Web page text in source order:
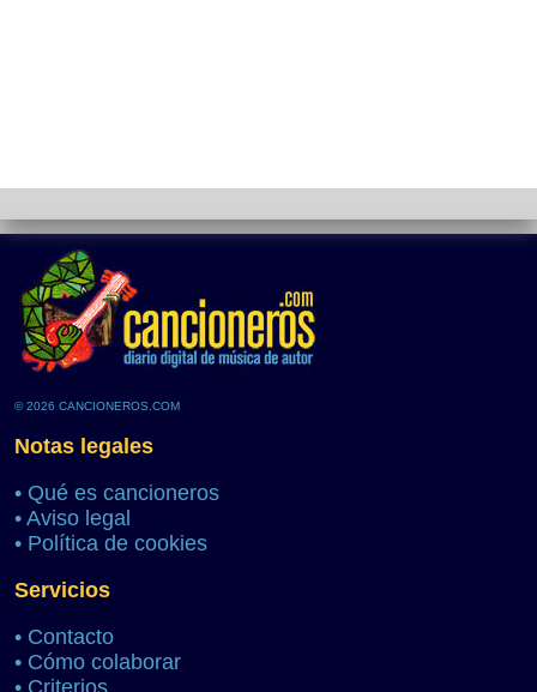
© 2026 CANCIONEROS.COM
Notas legales
• Qué es cancioneros
• Aviso legal
• Política de cookies
Servicios
• Contacto
• Cómo colaborar
• Criterios